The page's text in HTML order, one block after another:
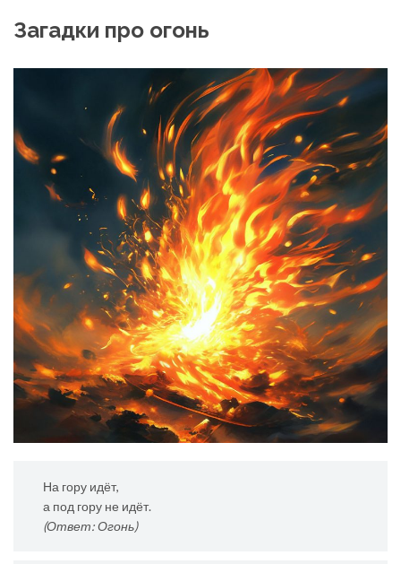
Загадки про огонь
На гору идёт,
а под гору не идёт.
(Ответ: Огонь)